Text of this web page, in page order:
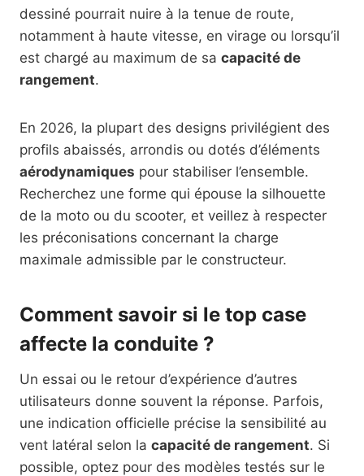
dessiné pourrait nuire à la tenue de route,
notamment à haute vitesse, en virage ou lorsqu’il
est chargé au maximum de sa capacité de
rangement.
En 2026, la plupart des designs privilégient des
profils abaissés, arrondis ou dotés d’éléments
aérodynamiques pour stabiliser l’ensemble.
Recherchez une forme qui épouse la silhouette
de la moto ou du scooter, et veillez à respecter
les préconisations concernant la charge
maximale admissible par le constructeur.
Comment savoir si le top case
affecte la conduite ?
Un essai ou le retour d’expérience d’autres
utilisateurs donne souvent la réponse. Parfois,
une indication officielle précise la sensibilité au
vent latéral selon la capacité de rangement. Si
possible, optez pour des modèles testés sur le